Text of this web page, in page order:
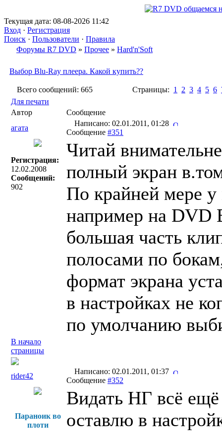
Текущая дата: 08-08-2026 11:42
Вход · Регистрация
Поиск · Пользователи · Правила
Форумы R7 DVD » Прочее » Hard'n'Soft
Выбор Blu-Ray плеера. Какой купить??
Всего сообщений: 665 Страницы: 1 2 3 4 5 6
Для печати
Автор
Сообщение
агата
Написано: 02.01.2011, 01:28
Сообщение #351
Регистрация:
12.02.2008
Сообщений:
902
Читай
полный экран
По крайней мере
например на DVD
большая часть
полосами по
формат экрана
в настройках не
по умолчанию
В начало
страницы
rider42
Написано: 02.01.2011, 01:37
Сообщение #352
Параноик во
плоти
Видать НГ всё ещё
оставлю в